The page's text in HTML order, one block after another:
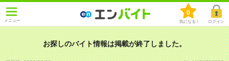
メニュー
0
気になる！ ログイン
お探しのバイト情報は掲載が終了しました。